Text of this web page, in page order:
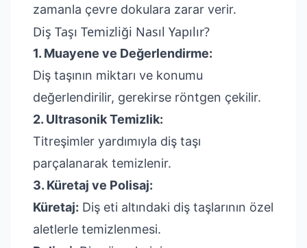
zamanla çevre dokulara zarar verir.
Diş Taşı Temizliği Nasıl Yapılır?
1. Muayene ve Değerlendirme:
Diş taşının miktarı ve konumu
değerlendirilir, gerekirse röntgen çekilir.
2. Ultrasonik Temizlik:
Titreşimler yardımıyla diş taşı
parçalanarak temizlenir.
3. Küretaj ve Polisaj:
Küretaj: Diş eti altındaki diş taşlarının özel
aletlerle temizlenmesi.